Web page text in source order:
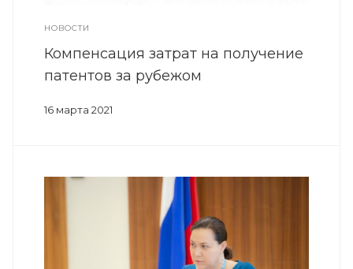
НОВОСТИ
Компенсация затрат на получение
патентов за рубежом
16 марта 2021